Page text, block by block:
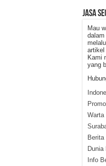
JASA
Mau
artikel
Kami
yang
Warta
Berita
Dunia
Info